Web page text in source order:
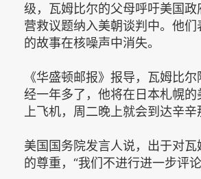
级，瓦姆比尔的父母呼吁美国政
营救议题纳入美朝谈判中。他
的故事在核噪声中消失。
《华盛顿邮报》报导，瓦姆比
经一年多了，他将在日本札幌的
上飞机，周二晚上就会到达辛辛
美国国务院发言人说，出于对瓦
的尊重，“我们不进行进一步评